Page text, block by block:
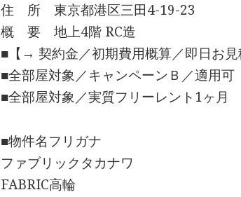
住 所 東京都港区三田4-19-23
概 要 地上4階 RC造
■【→ 契約金／初期費用概算／即日お
■全部屋対象／キャンペーンＢ／適用可
■全部屋対象／実質フリーレント1ヶ月
■物件名フリガナ
ファブリックタカナワ
FABRIC高輪